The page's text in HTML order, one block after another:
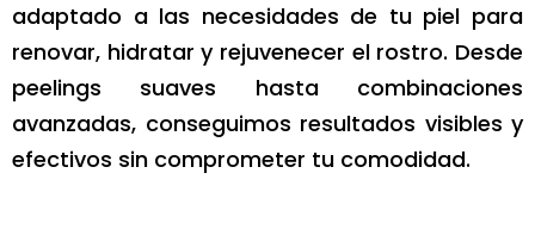
adaptado a las necesidades de tu piel para
renovar, hidratar y rejuvenecer el rostro. Desde
peelings suaves hasta combinaciones
avanzadas, conseguimos resultados visibles y
efectivos sin comprometer tu comodidad.